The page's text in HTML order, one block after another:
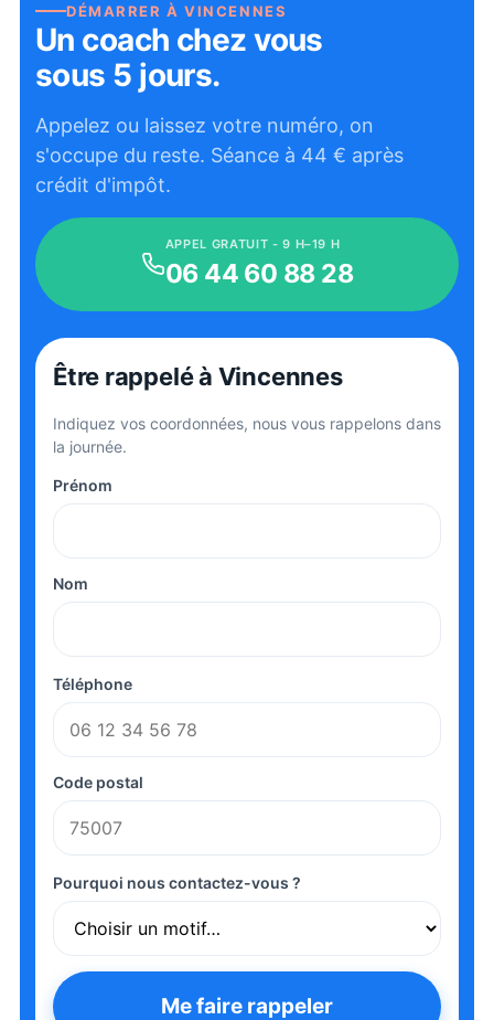
DÉMARRER ÀVINCENNES
Un coach chez vous
sous 5 jours.
Appelez ou laissez votre numéro, on
s'occupe du reste. Séance à 44 € après
crédit d'impôt.
APPEL GRATUIT - 9 H–19 H
06 44 60 88 28
Être rappeléà Vincennes
Indiquez vos coordonnées, nous vous rappelons dans
la journée.
Prénom
Nom
Téléphone
Code postal
Pourquoi nous contactez-vous ?
Me faire rappeler